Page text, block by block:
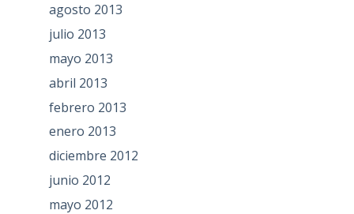
agosto 2013
julio 2013
mayo 2013
abril 2013
febrero 2013
enero 2013
diciembre 2012
junio 2012
mayo 2012